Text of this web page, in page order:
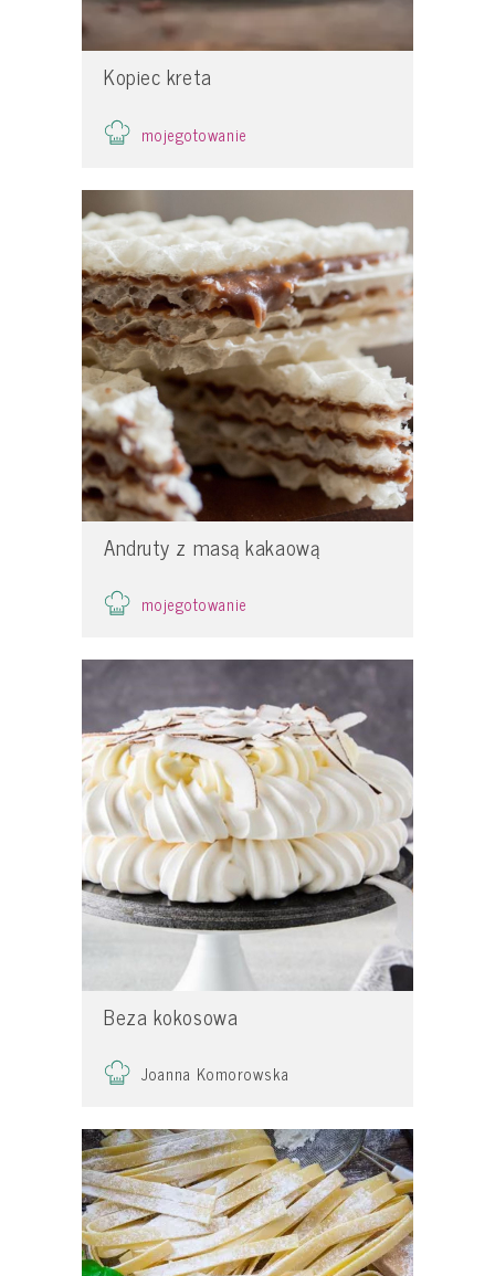
Kopiec kreta
mojegotowanie
Andruty z masą kakaową
mojegotowanie
Beza kokosowa
Joanna Komorowska